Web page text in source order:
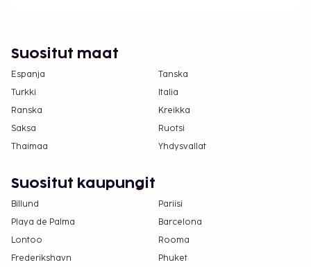
takuumaksut eivät välttämättä sisällä veroja, ja ne
saattavat muuttua.
Kansallisten määräysten vuoksi käteismaksut
eivät voi ylittää 1000 EUR:n suuruista summaa
tässä majoituspaikassa. Saat lisätietoja asiasta
ottamalla yhteyttä majoituspaikkaan
Yksi korkeintaan 2 vuotta vanha lapsi voi
majoittua ilmaiseksi, kun hän käyttää
vanhemman tai huoltajan huoneessa olevia
sänkyjä.
Kaikki maksut voidaan maksaa käteisettömillä
maksutavoilla.
Suositut maat
Espanja
Tanska
Turkki
Italia
Ranska
Kreikka
Saksa
Ruotsi
Thaimaa
Yhdysvallat
Suositut kaupungit
Billund
Pariisi
Playa de Palma
Barcelona
Lontoo
Rooma
Frederikshavn
Phuket